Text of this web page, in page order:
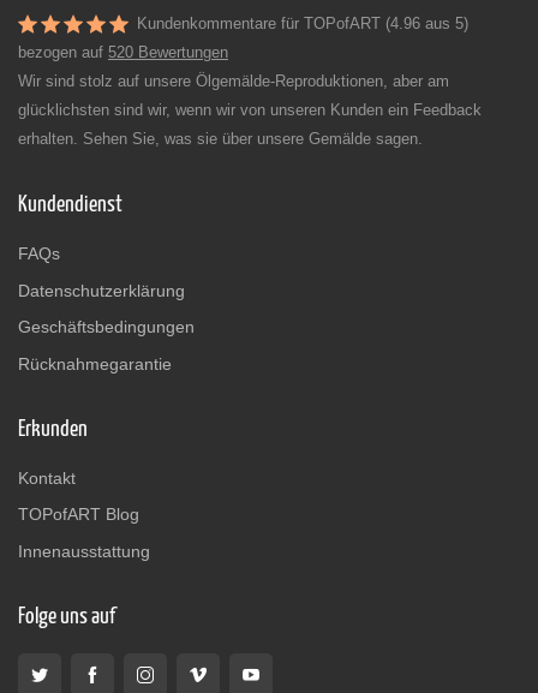
Kundenkommentare für TOPofART (4.96 aus 5)
bezogen auf 520 Bewertungen
Wir sind stolz auf unsere Ölgemälde-Reproduktionen, aber am
glücklichsten sind wir, wenn wir von unseren Kunden ein Feedback
erhalten. Sehen Sie, was sie über unsere Gemälde sagen.
Kundendienst
FAQs
Datenschutzerklärung
Geschäftsbedingungen
Rücknahmegarantie
Erkunden
Kontakt
TOPofART Blog
Innenausstattung
Folge uns auf